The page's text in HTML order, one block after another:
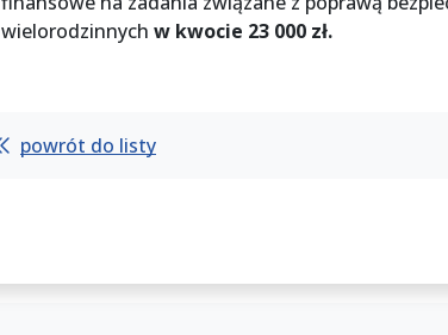
wielorodzinnych w kwocie 23 000 zł.
powrót do listy